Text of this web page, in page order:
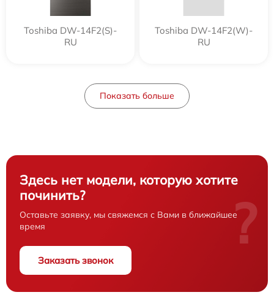
Toshiba DW-14F2(S)-
RU
Toshiba DW-14F2(W)-
RU
Показать больше
Здесь нет модели, которую хотите
починить?
Оставьте заявку, мы свяжемся с Вами в ближайшее
время
Заказать звонок
?